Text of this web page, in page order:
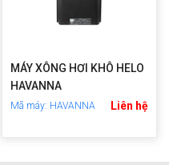
MÁY XÔNG HƠI KHÔ HELO
HAVANNA
Mã máy: HAVANNA Liên hệ